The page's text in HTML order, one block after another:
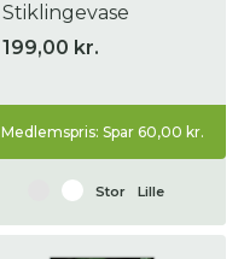
Stiklingevase
199,00 kr.
Medlemspris: Spar 60,00 kr.
Stor Lille